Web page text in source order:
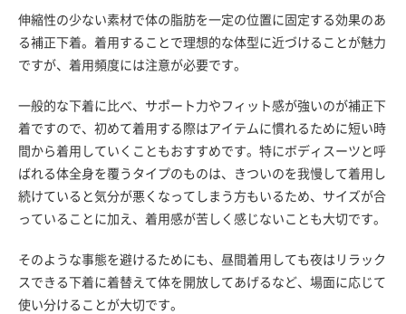
伸縮性の少ない素材で体の脂肪を一定の位置に固定する効果のあ
る補正下着。着用することで理想的な体型に近づけることが魅力
ですが、着用頻度には注意が必要です。
一般的な下着に比べ、サポート力やフィット感が強いのが補正下
着ですので、初めて着用する際はアイテムに慣れるために短い時
間から着用していくこともおすすめです。特にボディスーツと呼
ばれる体全身を覆うタイプのものは、きついのを我慢して着用し
続けていると気分が悪くなってしまう方もいるため、サイズが合
っていることに加え、着用感が苦しく感じないことも大切です。
そのような事態を避けるためにも、昼間着用しても夜はリラック
スできる下着に着替えて体を開放してあげるなど、場面に応じて
使い分けることが大切です。